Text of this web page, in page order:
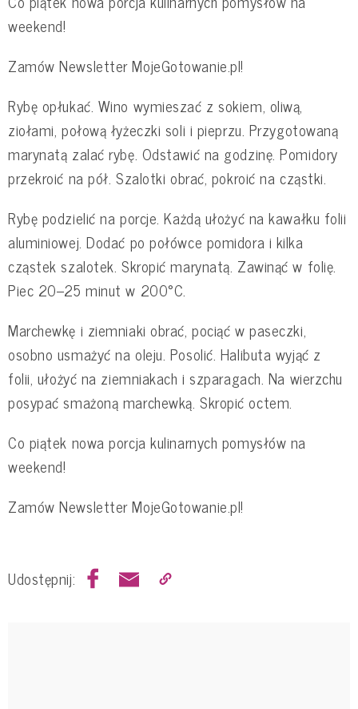
weekend!
Zamów Newsletter MojeGotowanie.pl!
Rybę opłukać. Wino wymieszać z sokiem, oliwą,
ziołami, połową łyżeczki soli i pieprzu. Przygotowaną
marynatą zalać rybę. Odstawić na godzinę. Pomidory
przekroić na pół. Szalotki obrać, pokroić na cząstki.
Rybę podzielić na porcje. Każdą ułożyć na kawałku folii
aluminiowej. Dodać po połówce pomidora i kilka
cząstek szalotek. Skropić marynatą. Zawinąć w folię.
Piec 20–25 minut w 200°C.
Marchewkę i ziemniaki obrać, pociąć w paseczki,
osobno usmażyć na oleju. Posolić. Halibuta wyjąć z
folii, ułożyć na ziemniakach i szparagach. Na wierzchu
posypać smażoną marchewką. Skropić octem.
Co piątek nowa porcja kulinarnych pomysłów na
weekend!
Zamów Newsletter MojeGotowanie.pl!
Udostępnij: